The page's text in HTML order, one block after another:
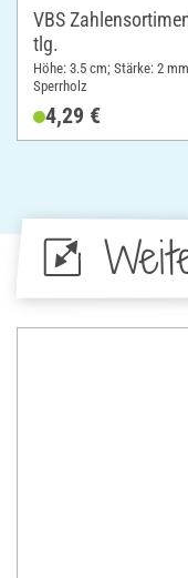
VBS
tlg.
Höhe: 3.5 cm; Stärke: 2
Sperrholz
4,29 €